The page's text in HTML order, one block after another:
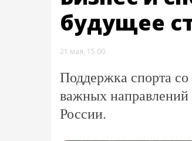
будущее
21 мая, 15:00
Поддержка спорта
важных направлений
России.